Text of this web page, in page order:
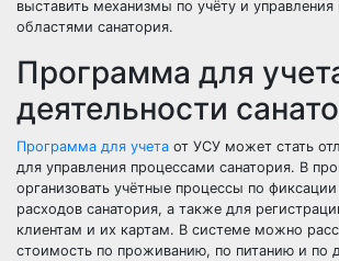
выставить механизмы по учёту и
областями санатория.
Программа для
деятельности
Программа для учета от УСУ может стать
для управления процессами санатория. В
организовать учётные процессы по
расходов санатория, а также для
клиентам и их картам. В системе можно
стоимость по проживанию, по питанию и по